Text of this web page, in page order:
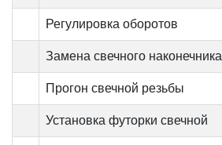
Регулировка оборотов
Замена свечного наконечника
Прогон свечной резьбы
Установка футорки свечной